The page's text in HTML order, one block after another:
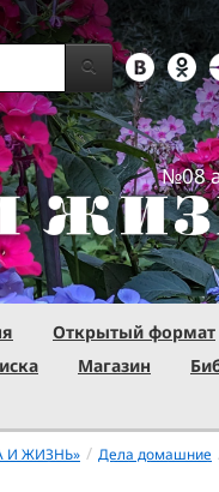
№08
Открытый формат
Магазин
И ЖИЗНЬ» / Дела домашние